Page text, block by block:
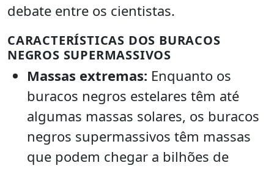
debate entre os cientistas.
CARACTERÍSTICAS DOS BURACOS
NEGROS SUPERMASSIVOS
Massas extremas: Enquanto os
buracos negros estelares têm até
algumas massas solares, os buracos
negros supermassivos têm massas
que podem chegar a bilhões de